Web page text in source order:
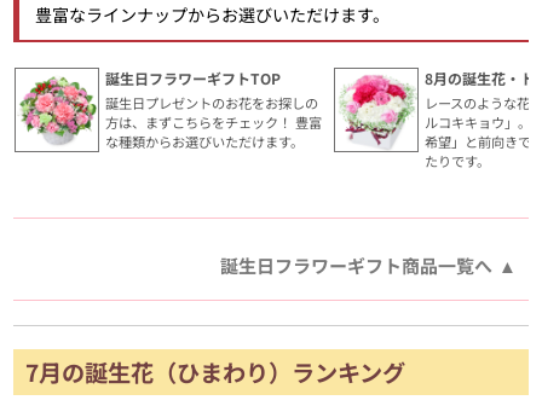
豊富なラインナップからお選びいただけます。
誕生日フラワーギフトTOP
誕生日プレゼントのお花をお探しの
方は、まずこちらをチェック！ 豊富
な種類からお選びいただけます。
8月の誕生花・ト
レースのような花
ルコキキョウ」。
希望」と前向きで
たりです。
誕生日フラワーギフト商品一覧へ
7月の誕生花（ひまわり）ランキング